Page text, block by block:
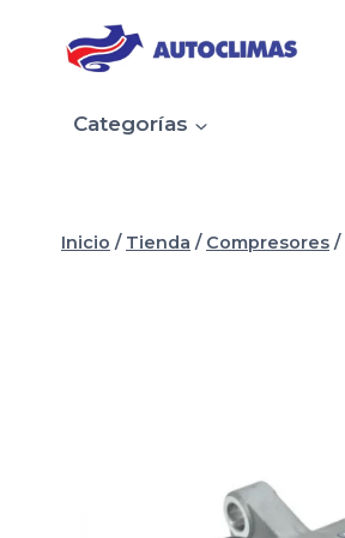
contenido
Categorías
Inicio / Tienda / Compresores /